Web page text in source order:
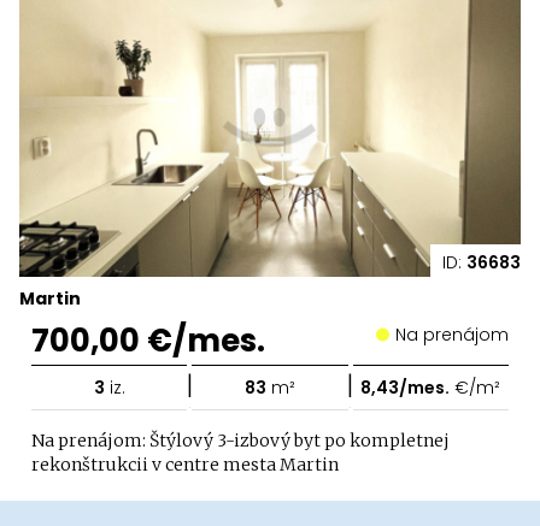
ID: 36683
Martin
700,00 €/mes. Na prenájom
3 iz. | 83 m² | 8,43/mes. €/m²
Na prenájom: Štýlový 3-izbový byt po kompletnej
rekonštrukcii v centre mesta Martin